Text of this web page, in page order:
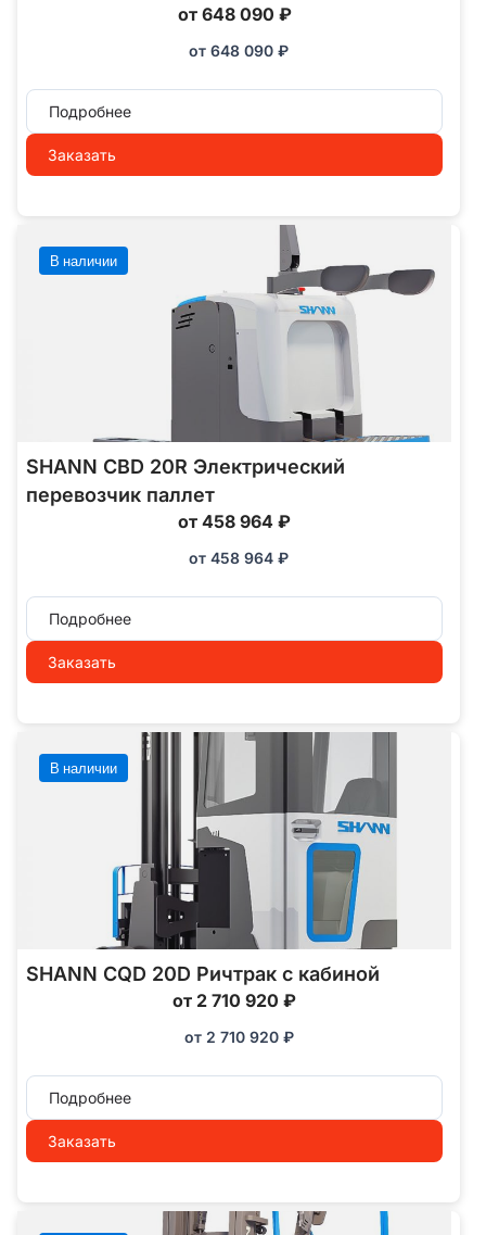
от 648 090 ₽
от 648 090 ₽
Подробнее
Заказать
В наличии
SHANN CBD 20R Электрический
перевозчик паллет
от 458 964 ₽
от 458 964 ₽
Подробнее
Заказать
В наличии
SHANN CQD 20D Ричтрак с кабиной
от 2 710 920 ₽
от 2 710 920 ₽
Подробнее
Заказать